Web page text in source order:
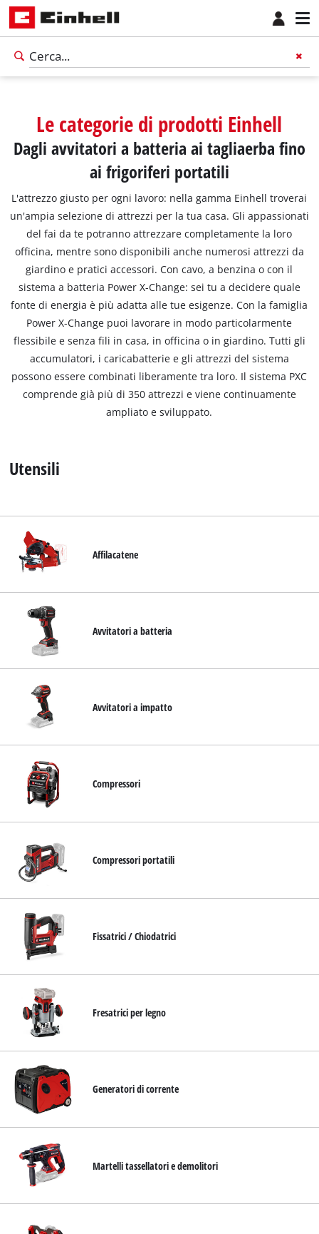
Italiano
English
Le categorie di prodotti Einhell
Dagli avvitatori a batteria ai tagliaerba fino
ai frigoriferi portatili
L'attrezzo giusto per ogni lavoro: nella gamma Einhell troverai
un'ampia selezione di attrezzi per la tua casa. Gli appassionati
del fai da te potranno attrezzare completamente la loro
officina, mentre sono disponibili anche numerosi attrezzi da
giardino e pratici accessori. Con cavo, a benzina o con il
sistema a batteria Power X-Change: sei tu a decidere quale
fonte di energia è più adatta alle tue esigenze. Con la famiglia
Power X-Change puoi lavorare in modo particolarmente
flessibile e senza fili in casa, in officina o in giardino. Tutti gli
accumulatori, i caricabatterie e gli attrezzi del sistema
possono essere combinati liberamente tra loro. Il sistema PXC
comprende già più di 350 attrezzi e viene continuamente
ampliato e sviluppato.
Utensili
Affilacatene
Avvitatori a batteria
Avvitatori a impatto
Compressori
Compressori portatili
Fissatrici / Chiodatrici
Fresatrici per legno
Generatori di corrente
Martelli tassellatori e demolitori